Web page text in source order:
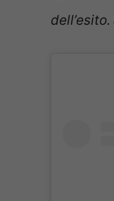
dell’esito.